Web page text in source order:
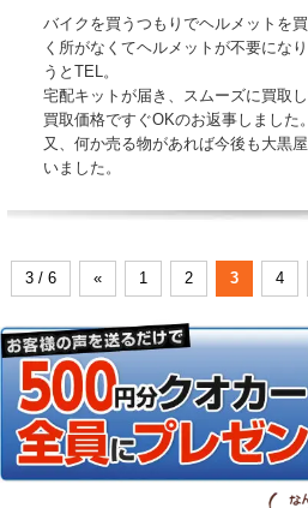
バイクを買うつもりでヘルメットを
く所がなくてヘルメットが不要にな
うとTEL。
宅配キットが届き、スムーズに買取
買取価格ですぐOKのお返事しました。
又、何か売る物があれば今後も大黒
いました。
3 / 6 « 1 2 3 4